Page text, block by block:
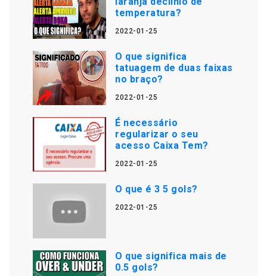
temperatura?
2022-01-25
O que significa
tatuagem de duas faixas
no braço?
2022-01-25
É necessário
regularizar o seu
acesso Caixa Tem?
2022-01-25
O que é 3 5 gols?
2022-01-25
O que significa mais de
0.5 gols?